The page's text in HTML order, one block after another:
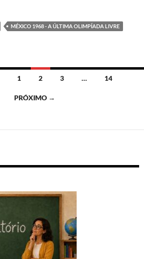
MÉXICO 1968 - A ÚLTIMA OLIMPÍADA LIVRE
1 2 3 … 14
PRÓXIMO →